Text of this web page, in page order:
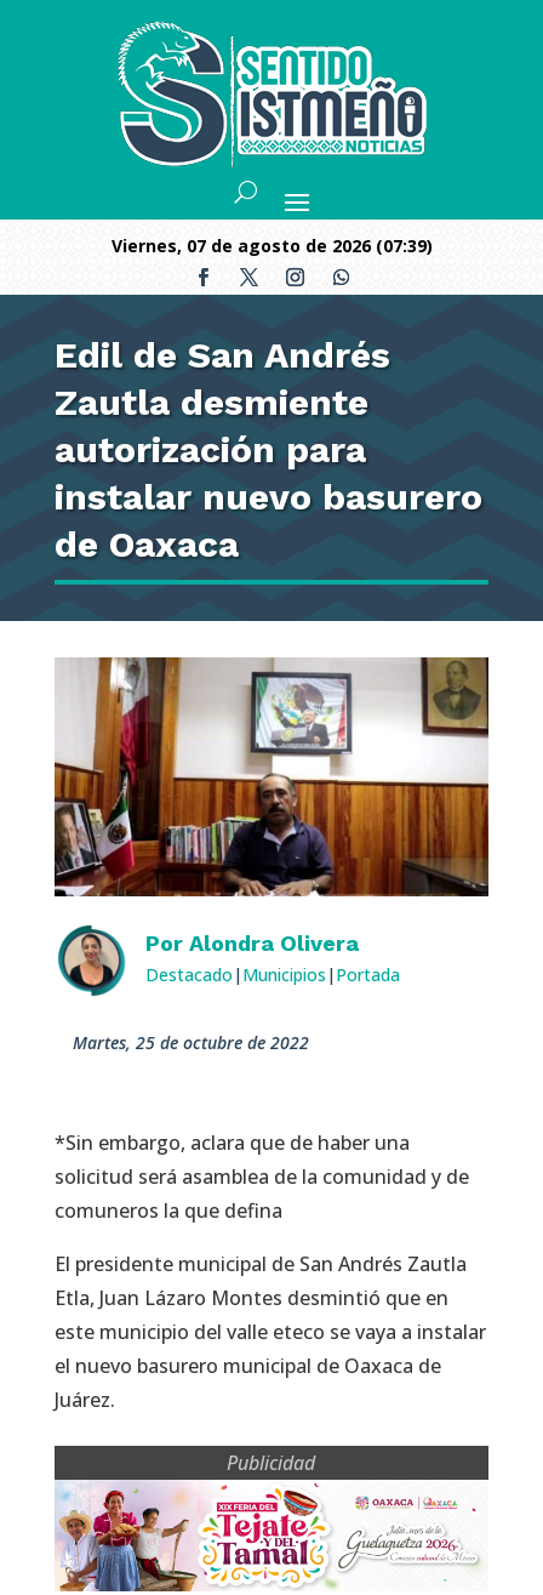
viernes, 07 de agosto de 2026 (07:39)
Edil de San Andrés
Zautla desmiente
autorización para
instalar nuevo basurero
de Oaxaca
Por Alondra Olivera
Destacado | Municipios | Portada
martes, 25 de octubre de 2022
*Sin embargo, aclara que de haber una
solicitud será asamblea de la comunidad y de
comuneros la que defina
El presidente municipal de San Andrés Zautla
Etla, Juan Lázaro Montes desmintió que en
este municipio del valle eteco se vaya a instalar
el nuevo basurero municipal de Oaxaca de
Juárez.
Publicidad